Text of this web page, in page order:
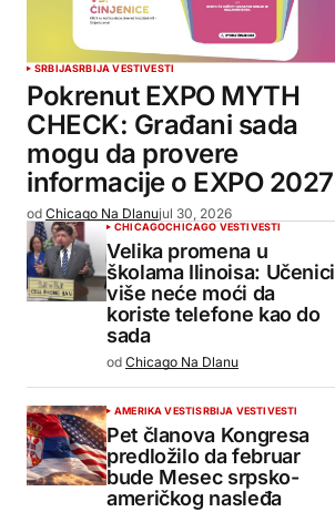
SRBIJASRBIJA VESTIVESTI
Pokrenut EXPO MYTH
CHECK: Građani sada
mogu da provere
informacije o EXPO 2027
od Chicago Na Dlanujul 30, 2026
CHICAGOCHICAGO VESTIVESTI
Velika promena u
školama Ilinoisa: Učenici
više neće moći da
koriste telefone kao do
sada
od Chicago Na Dlanu
AMERIKA VESTISRBIJA VESTIVESTI
Pet članova Kongresa
predložilo da februar
bude Mesec srpsko-
američkog nasleđa